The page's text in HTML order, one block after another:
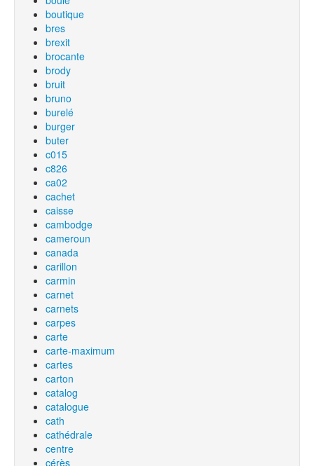
boutique
bres
brexit
brocante
brody
bruit
bruno
burelé
burger
buter
c015
c826
ca02
cachet
caisse
cambodge
cameroun
canada
carillon
carmin
carnet
carnets
carpes
carte
carte-maximum
cartes
carton
catalog
catalogue
cath
cathédrale
centre
cérès